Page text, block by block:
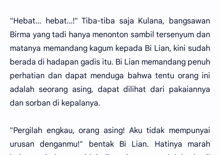
"Hebat... hebat...!" Tiba-tiba saja Kulana, bangsawan
Birma yang tadi hanya menonton sambil tersenyum dan
matanya memandang kagum kepada Bi Lian, kini sudah
berada di hadapan gadis itu. Bi Lian memandang penuh
perhatian dan dapat menduga bahwa tentu orang ini
adalah seorang asing, dapat dilihat dari pakaiannya
dan sorban di kepalanya.
"Pergilah engkau, orang asing! Aku tidak mempunyai
urusan denganmu!" bentak Bi Lian. Hatinya marah